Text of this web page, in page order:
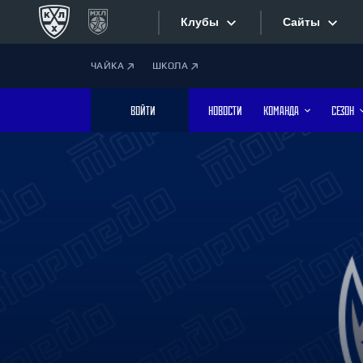
Клубы
Дивизион Боброва
Лада
Сайты
Фотобанк
ЧАЙКА ШКОЛА
ВОЙТИ НОВОСТИ КОМАНДА СЕЗОН